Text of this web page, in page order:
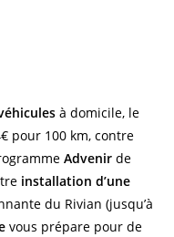
à domicile, le
pour 100 km, contre
Advenir de
installation d’une
du Rivian (jusqu’à
vous prépare pour de